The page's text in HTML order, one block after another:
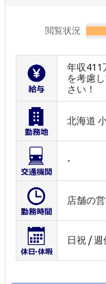
閲覧状況
年収411
を考慮
さい！
北海道
-
店舗の
日祝 /